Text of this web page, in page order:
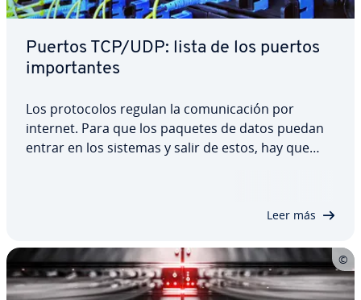
Puertos TCP/UDP: lista de los puertos
im­po­r­ta­n­tes
Los pro­to­co­los regulan la co­mu­ni­ca­ción por
internet. Para que los paquetes de datos puedan
entrar en los sistemas y salir de estos, hay que
Leer más